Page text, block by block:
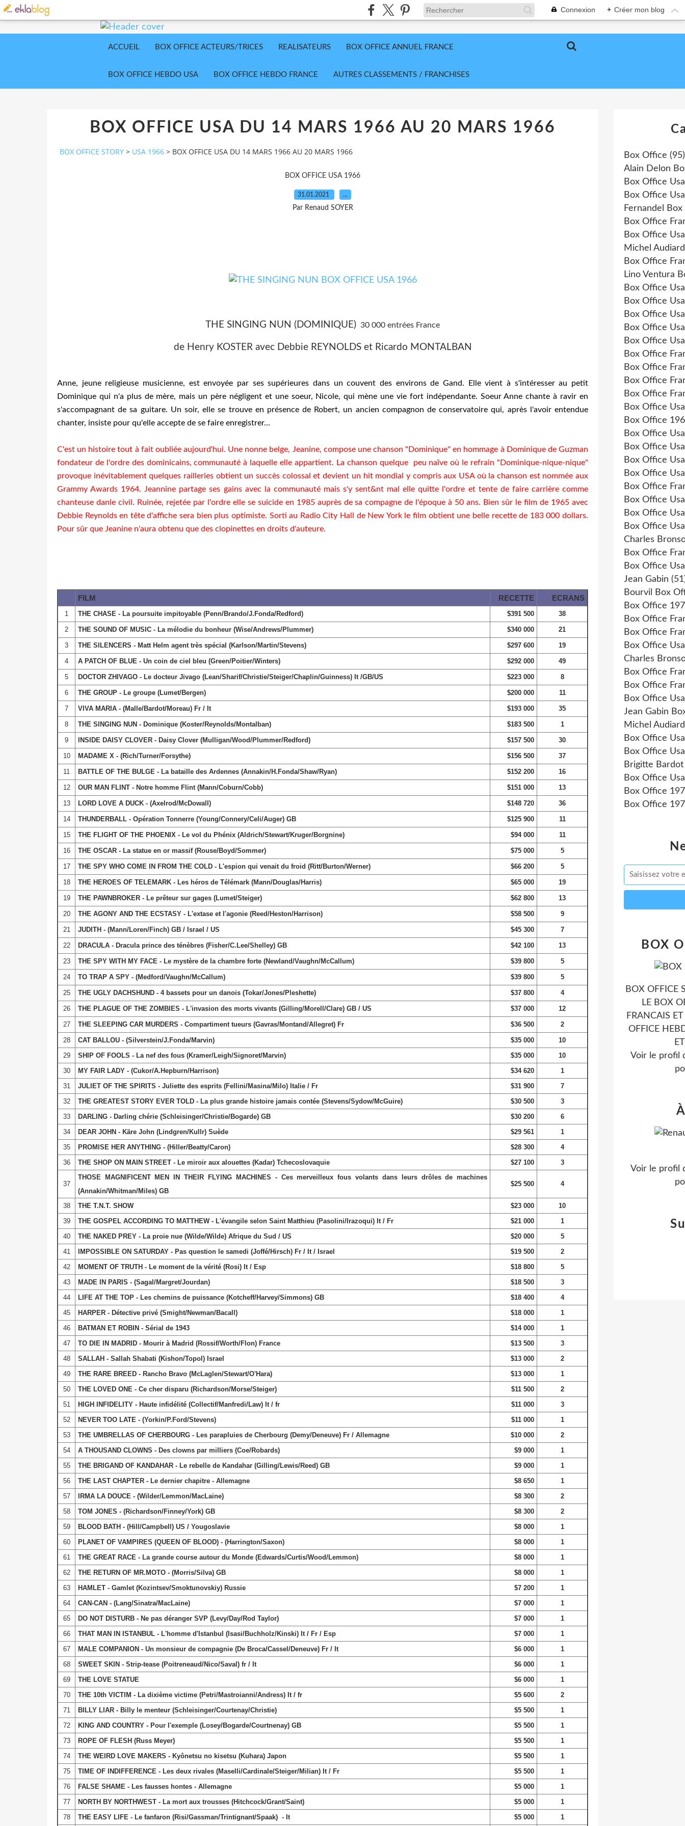
Connexion + Créer mon blog
ACCUEIL BOX OFFICE ACTEURS/TRICES REALISATEURS BOX OFFICE ANNUEL FRANCE
BOX OFFICE HEBDO USA BOX OFFICE HEBDO FRANCE AUTRES CLASSEMENTS / FRANCHISES
BOX OFFICE USA DU 14 MARS 1966 AU 20 MARS 1966
BOX OFFICE STORY > USA 1966 > BOX OFFICE USA DU 14 MARS 1966 AU 20 MARS 1966
BOX OFFICE USA 1966
31.01.2021 …
Par Renaud SOYER
THE SINGING NUN (DOMINIQUE) 30 000 entrées France
de Henry KOSTER avec Debbie REYNOLDS et Ricardo MONTALBAN
Anne, jeune religieuse musicienne, est envoyée par ses supérieures dans un couvent des environs de Gand. Elle vient à s'intéresser au petit
Dominique qui n'a plus de mère, mais un père négligent et une soeur, Nicole, qui mène une vie fort indépendante. Soeur Anne chante à ravir en
s'accompagnant de sa guitare. Un soir, elle se trouve en présence de Robert, un ancien compagnon de conservatoire qui, après l'avoir entendue
chanter, insiste pour qu'elle accepte de se faire enregistrer...
C'est un histoire tout à fait oubliée aujourd'hui. Une nonne belge, Jeanine, compose une chanson "Dominique" en hommage à Dominique de Guzman
fondateur de l'ordre des dominicains, communauté à laquelle elle appartient. La chanson quelque peu naïve où le refrain "Dominique-nique-nique"
provoque inévitablement quelques railleries obtient un succès colossal et devient un hit mondial y compris aux USA où la chanson est nommée aux
Grammy Awards 1964. Jeannine partage ses gains avec la communauté mais s'y sent&nt mal elle quitte l'ordre et tente de faire carrière comme
chanteuse danle civil. Ruinée, rejetée par l'ordre elle se suicide en 1985 auprès de sa compagne de l'époque à 50 ans. Bien sûr le film de 1965 avec
Debbie Reynolds en tête d'affiche sera bien plus optimiste. Sorti au Radio City Hall de New York le film obtient une belle recette de 183 000 dollars.
Pour sûr que Jeanine n'aura obtenu que des clopinettes en droits d'auteure.
FILM RECETTE ECRANS
1 THE CHASE - La poursuite impitoyable (Penn/Brando/J.Fonda/Redford) $391 500 38
2 THE SOUND OF MUSIC - La mélodie du bonheur (Wise/Andrews/Plummer) $340 000 21
3 THE SILENCERS - Matt Helm agent très spécial (Karlson/Martin/Stevens) $297 600 19
4 A PATCH OF BLUE - Un coin de ciel bleu (Green/Poitier/Winters) $292 000 49
5 DOCTOR ZHIVAGO - Le docteur Jivago (Lean/Sharif/Christie/Steiger/Chaplin/Guinness) It /GB/US $223 000 8
6 THE GROUP - Le groupe (Lumet/Bergen) $200 000 11
7 VIVA MARIA - (Malle/Bardot/Moreau) Fr / It $193 000 35
8 THE SINGING NUN - Dominique (Koster/Reynolds/Montalban) $183 500 1
9 INSIDE DAISY CLOVER - Daisy Clover (Mulligan/Wood/Plummer/Redford) $157 500 30
10 MADAME X - (Rich/Turner/Forsythe) $156 500 37
11 BATTLE OF THE BULGE - La bataille des Ardennes (Annakin/H.Fonda/Shaw/Ryan) $152 200 16
12 OUR MAN FLINT - Notre homme Flint (Mann/Coburn/Cobb) $151 000 13
13 LORD LOVE A DUCK - (Axelrod/McDowall) $148 720 36
14 THUNDERBALL - Opération Tonnerre (Young/Connery/Celi/Auger) GB $125 900 11
15 THE FLIGHT OF THE PHOENIX - Le vol du Phénix (Aldrich/Stewart/Kruger/Borgnine) $94 000 11
16 THE OSCAR - La statue en or massif (Rouse/Boyd/Sommer) $75 000 5
17 THE SPY WHO COME IN FROM THE COLD - L'espion qui venait du froid (Ritt/Burton/Werner) $66 200 5
18 THE HEROES OF TELEMARK - Les héros de Télémark (Mann/Douglas/Harris) $65 000 19
19 THE PAWNBROKER - Le prêteur sur gages (Lumet/Steiger) $62 800 13
20 THE AGONY AND THE ECSTASY - L'extase et l'agonie (Reed/Heston/Harrison) $58 500 9
21 JUDITH - (Mann/Loren/Finch) GB / Israel / US $45 300 7
22 DRACULA - Dracula prince des ténèbres (Fisher/C.Lee/Shelley) GB $42 100 13
23 THE SPY WITH MY FACE - Le mystère de la chambre forte (Newland/Vaughn/McCallum) $39 800 5
24 TO TRAP A SPY - (Medford/Vaughn/McCallum) $39 800 5
25 THE UGLY DACHSHUND - 4 bassets pour un danois (Tokar/Jones/Pleshette) $37 800 4
26 THE PLAGUE OF THE ZOMBIES - L'invasion des morts vivants (Gilling/Morell/Clare) GB / US $37 000 12
27 THE SLEEPING CAR MURDERS - Compartiment tueurs (Gavras/Montand/Allegret) Fr $36 500 2
28 CAT BALLOU - (Silverstein/J.Fonda/Marvin) $35 000
10
29
SHIP OF FOOLS - La nef des fous (Kramer/Leigh/Signoret/Marvin) $35 000
10
30
MY FAIR LADY - (Cukor/A.Hepburn/Harrison) $34 620
1
31
JULIET OF THE SPIRITS - Juliette des esprits (Fellini/Masina/Milo) Italie / Fr $31 900
7
32
THE GREATEST STORY EVER TOLD - La plus grande histoire jamais contée (Stevens/Sydow/McGuire) $30 500
3
33
DARLING - Darling chérie (Schleisinger/Christie/Bogarde) GB $30 200
6
34
DEAR JOHN - Käre John (Lindgren/Kullr) Suède $29 561
1
35
PROMISE HER ANYTHING - (Hiller/Beatty/Caron) $28 300
4
36
THE SHOP ON MAIN STREET - Le miroir aux alouettes (Kadar) Tchecoslovaquie $27 100 3
37
THOSE MAGNIFICENT MEN IN THEIR FLYING MACHINES - Ces merveilleux fous volants dans leurs drôles de machines
(Annakin/Whitman/Miles) GB
$25 500 4
38 THE T.N.T. SHOW $23 000
10
39
THE GOSPEL ACCORDING TO MATTHEW - L'évangile selon Saint Matthieu (Pasolini/Irazoqui) It / Fr $21 000
1
40
THE NAKED PREY - La proie nue (Wilde/Wilde) Afrique du Sud / US $20 000
5
41
IMPOSSIBLE ON SATURDAY - Pas question le samedi (Joffé/Hirsch) Fr / It / Israel $19 500
2
42
MOMENT OF TRUTH - Le moment de la vérité (Rosi) It / Esp $18 800
5
43
MADE IN PARIS - (Sagal/Margret/Jourdan) $18 500
3
44
LIFE AT THE TOP - Les chemins de puissance (Kotcheff/Harvey/Simmons) GB $18 400
4
45
HARPER - Détective privé (Smight/Newman/Bacall) $18 000
1
46
BATMAN ET ROBIN - Sérial de 1943 $14 000
1
47
TO DIE IN MADRID - Mourir à Madrid (Rossif/Worth/Flon) France $13 500
3
48
SALLAH - Sallah Shabati (Kishon/Topol) Israel $13 000
2
49
THE RARE BREED - Rancho Bravo (McLaglen/Stewart/O'Hara) $13 000
1
50
THE LOVED ONE - Ce cher disparu (Richardson/Morse/Steiger) $11 500
2
51
HIGH INFIDELITY - Haute infidélité (Collectif/Manfredi/Law) It / fr $11 000
3
52
NEVER TOO LATE - (Yorkin/P.Ford/Stevens) $11 000
1
53
THE UMBRELLAS OF CHERBOURG - Les parapluies de Cherbourg (Demy/Deneuve) Fr / Allemagne $10 000
2
54
A THOUSAND CLOWNS - Des clowns par milliers (Coe/Robards) $9 000
1
55
THE BRIGAND OF KANDAHAR - Le rebelle de Kandahar (Gilling/Lewis/Reed) GB $9 000
1
56
THE LAST CHAPTER - Le dernier chapitre - Allemagne $8 650
1
57
IRMA LA DOUCE - (Wilder/Lemmon/MacLaine) $8 300
2
58
TOM JONES - (Richardson/Finney/York) GB $8 300
2
59
BLOOD BATH - (Hill/Campbell) US / Yougoslavie $8 000
1
60
PLANET OF VAMPIRES (QUEEN OF BLOOD) - (Harrington/Saxon) $8 000
1
61
THE GREAT RACE - La grande course autour du Monde (Edwards/Curtis/Wood/Lemmon) $8 000
1
62
THE RETURN OF MR.MOTO - (Morris/Silva) GB $8 000
1
63
HAMLET - Gamlet (Kozintsev/Smoktunovskiy) Russie $7 200
1
64
CAN-CAN - (Lang/Sinatra/MacLaine) $7 000
1
65
DO NOT DISTURB - Ne pas déranger SVP (Levy/Day/Rod Taylor) $7 000
1
66
THAT MAN IN ISTANBUL - L'homme d'Istanbul (Isasi/Buchholz/Kinski) It / Fr / Esp $7 000
1
67
MALE COMPANION - Un monsieur de compagnie (De Broca/Cassel/Deneuve) Fr / It $6 000
1
68
SWEET SKIN - Strip-tease (Poitreneaud/Nico/Saval) fr / It $6 000
1
69
THE LOVE STATUE $6 000
1
70
THE 10th VICTIM - La dixième victime (Petri/Mastroianni/Andress) It / fr $5 600
2
71
BILLY LIAR - Billy le menteur (Schleisinger/Courtenay/Christie) $5 500
1
72
KING AND COUNTRY - Pour l'exemple (Losey/Bogarde/Courtnenay) GB $5 500
1
73
ROPE OF FLESH (Russ Meyer) $5 500
1
74
THE WEIRD LOVE MAKERS - Kyônetsu no kisetsu (Kuhara) Japon $5 500
1
75
TIME OF INDIFFERENCE - Les deux rivales (Maselli/Cardinale/Steiger/Milian) It / Fr $5 500
1
76
FALSE SHAME - Les fausses hontes - Allemagne $5 000
1
77
NORTH BY NORTHWEST - La mort aux trousses (Hitchcock/Grant/Saint) $5 000
1
78
THE EASY LIFE - Le fanfaron (Risi/Gassman/Trintignant/Spaak) - It $5 000 1
Box Office (95)
Alain Delon
Box Office
Box Office
Fernandel
Box Office
Box Office
Michel Audiard
Box Office
Lino Ventura
Box Office
Box Office
Box Office
Box Office
Box Office
Box Office
Box Office
Box Office
Box Office
Box Office
Box Office
Box Office
Box Office
Box Office
Box Office
Box Office
Box Office
Box Office
Box Office
Charles
Box Office
Box Office
Jean Gabin
Bourvil Box
Box Office
Box Office
Box Office
Box Office
Charles
Box Office
Box Office
Box Office
Jean Gabin
Michel
Box Office
Box Office
Brigitte Bardot
Box Office
Box Office
Box Office
BOX
BOX OFFICE
LE BOX
FRANCAIS
OFFICE
Voir le profil
Voir le profil